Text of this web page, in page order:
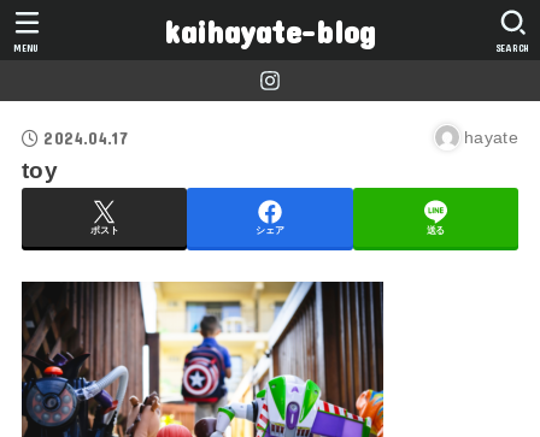
kaihayate-blog SEARCH
MENU
2024.04.17 hayate
toy
ポスト シェア 送る